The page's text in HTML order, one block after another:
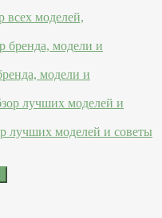
моделей,
модели и
лучших моделей и советы